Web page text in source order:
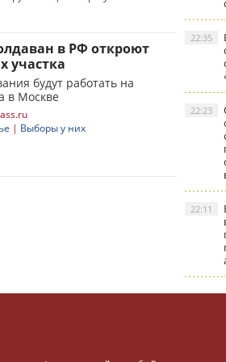
в РФ откроют
участка
будут работать на
в Москве
| Выборы у них
22:35
22:23
22:11